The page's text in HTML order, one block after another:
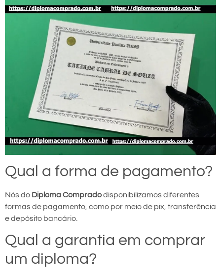
Qual a forma de pagamento?
Nós do Diploma Compradodisponibilizamos diferentes
formas de pagamento, como por meio de pix, transferência
e depósito bancário.
Qual a garantia em comprar
um diploma?